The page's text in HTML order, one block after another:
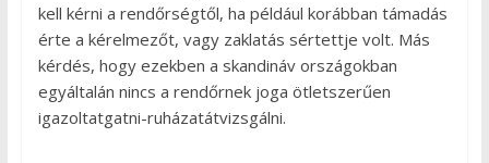
kell kérni a rendőrségtől, ha például korábban támadás
érte a kérelmezőt, vagy zaklatás sértettje volt. Más
kérdés, hogy ezekben a skandináv országokban
egyáltalán nincs a rendőrnek joga ötletszerűen
igazoltatgatni-ruházatátvizsgálni.